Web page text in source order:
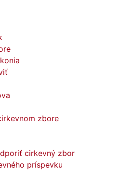
zbore
cirkevný zbor
príspevku